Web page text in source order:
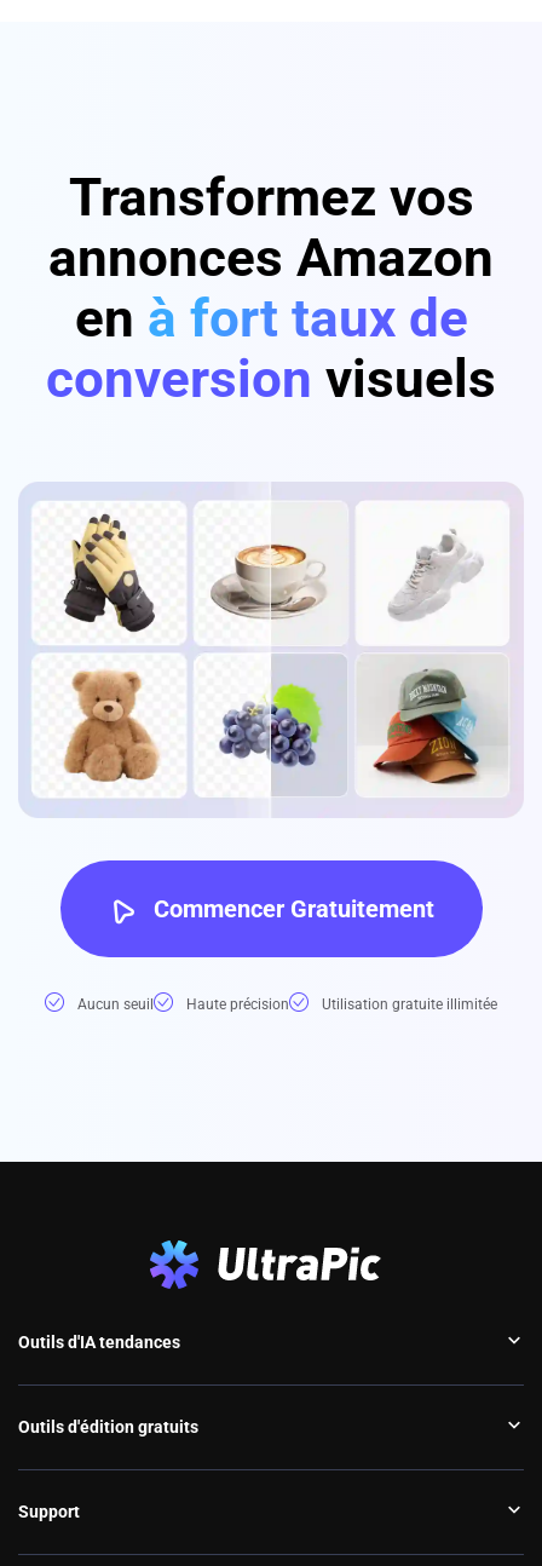
Transformez vos
annonces Amazon
en à fort taux de
conversion visuels
Commencer Gratuitement
Aucun seuil Haute précision Utilisation gratuite illimitée
Outils d'IA tendances
Outils d'édition gratuits
Support